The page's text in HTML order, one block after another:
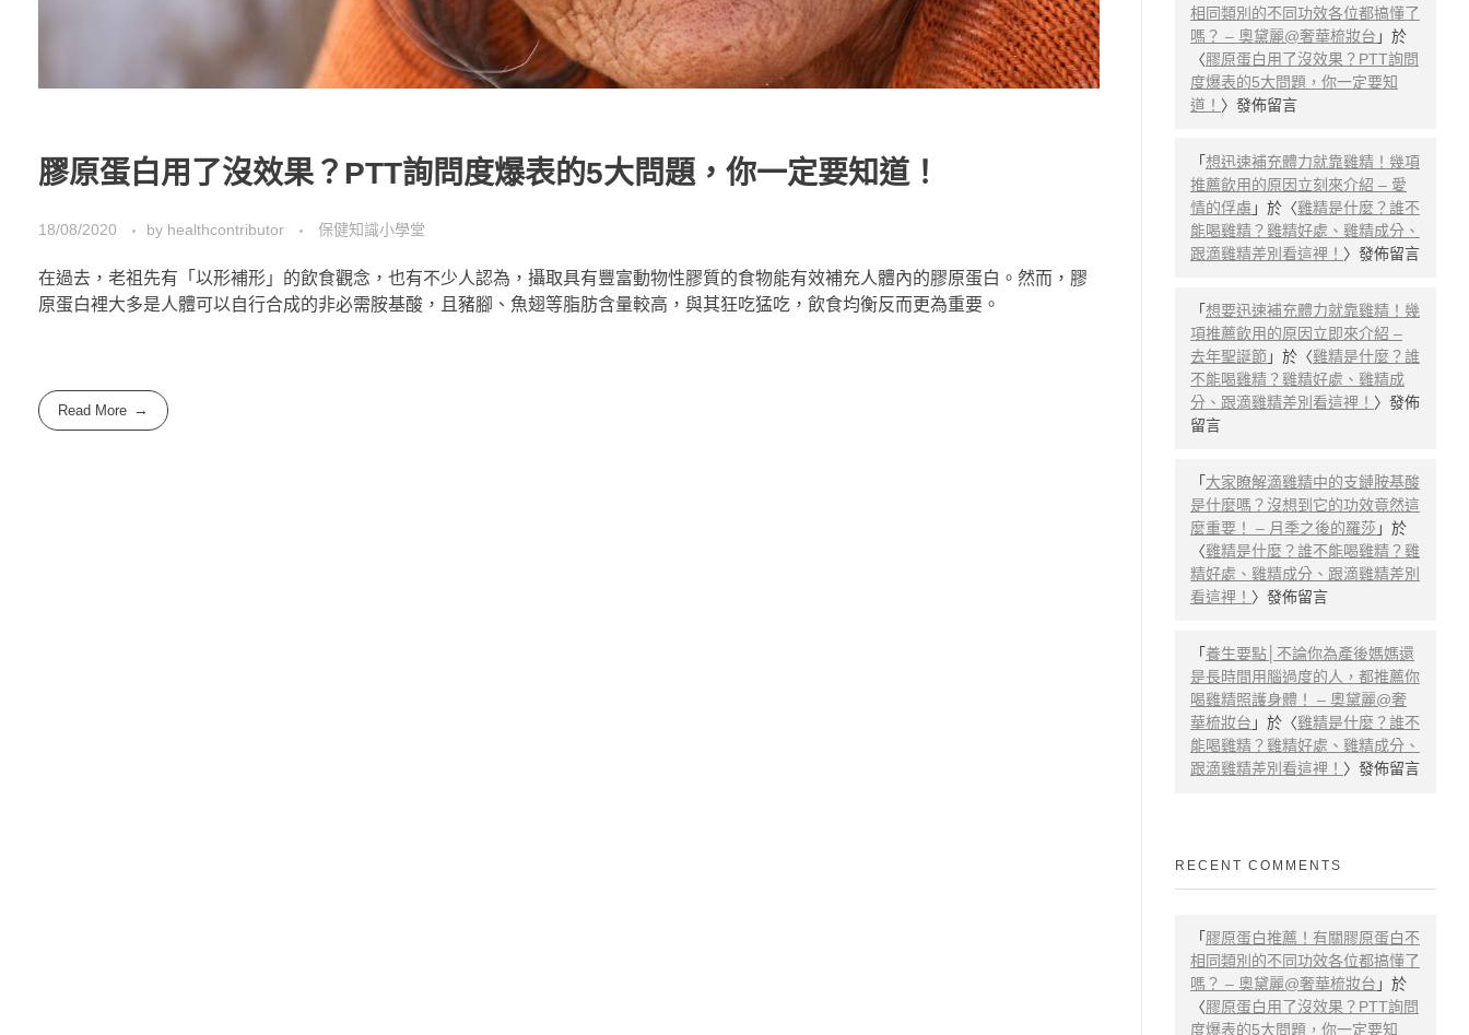
膠原蛋白用了沒效果？PTT詢問度爆表的5大問題，你一定要知道！
18/08/2020 by healthcontributor 保健知識小學堂
在過去，老祖先有「以形補形」的飲食觀念，也有不少人認為，攝取具有豐富動物性膠質的食物能有效補充人體內的膠原蛋白。然而，膠
原蛋白裡大多是人體可以自行合成的非必需胺基酸，且豬腳、魚翅等脂肪含量較高，與其狂吃猛吃，飲食均衡反而更為重要。
Read More
相同類別的不同功效各位都搞懂了
嗎？ – 奧黛麗@奢華梳妝台 」於
〈膠原蛋白用了沒效果？PTT詢問
度爆表的5大問題，你一定要知
道！ 〉發佈留言
「想迅速補充體力就靠雞精！幾項
推薦飲用的原因立刻來介紹 – 愛
情的俘虜」於〈雞精是什麼？誰不
能喝雞精？雞精好處、雞精成分、
跟滴雞精差別看這裡！ 〉發佈留言
「想要迅速補充體力就靠雞精！幾
項推薦飲用的原因立即來介紹 –
去年聖誕節」於〈雞精是什麼？誰
不能喝雞精？雞精好處、雞精成
分、跟滴雞精差別看這裡！ 〉發佈
留言
「 大家瞭解滴雞精中的支鏈胺基酸
是什麼嗎？沒想到它的功效竟然這
麼重要！ – 月季之後的羅莎 」於
〈雞精是什麼？誰不能喝雞精？雞
精好處、雞精成分、跟滴雞精差別
看這裡！ 〉發佈留言
「養生要點│不論你為產後媽媽還
是長時間用腦過度的人，都推薦你
喝雞精照護身體！ – 奧黛麗@奢
華梳妝台 」於〈雞精是什麼？誰不
能喝雞精？雞精好處、雞精成分、
跟滴雞精差別看這裡！ 〉發佈留言
RECENT COMMENTS
「 膠原蛋白推薦！有關膠原蛋白不
相同類別的不同功效各位都搞懂了
嗎？ – 奧黛麗@奢華梳妝台 」於
〈膠原蛋白用了沒效果？PTT詢問
度爆表的5大問題，你一定要知